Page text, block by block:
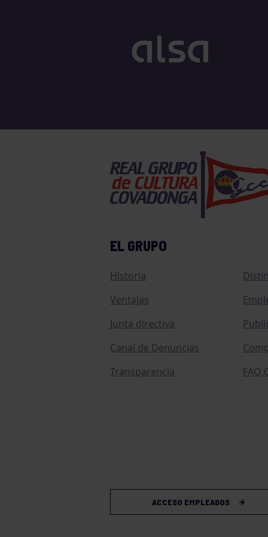
EL GRUPO
Historia
Ventajas
Junta directiva
Canal de Denuncias
Transparencia
FAQ
ACCESO EMPLEADOS